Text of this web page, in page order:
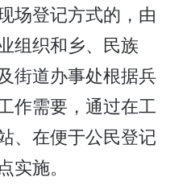
场登记方式的，由
组织和乡、民族
街道办事处根据兵
作需要，通过在工
、在便于公民登记
施。